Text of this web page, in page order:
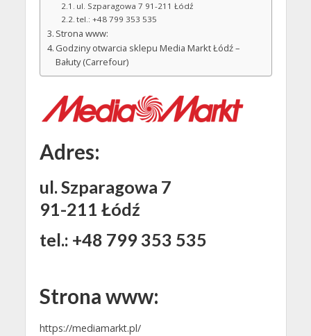
ul. Szparagowa 7 91-211 Łódź
tel.: +48 799 353 535
Strona www:
Godziny otwarcia sklepu Media Markt Łódź –
Bałuty (Carrefour)
Adres:
ul. Szparagowa 7
91-211 Łódź
tel.: +48 799 353 535
Strona www:
https://mediamarkt.pl/